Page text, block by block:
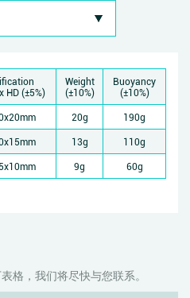
HD (±5%)
Weight
(±10%)
Buoyancy
(±10%)
20g
190g
13g
110g
9g 60g
格，我们将尽快与您联系。